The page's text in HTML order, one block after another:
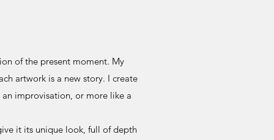
of the present moment. My
artwork is a new story. I create
improvisation, or more like a
it its unique look, full of depth